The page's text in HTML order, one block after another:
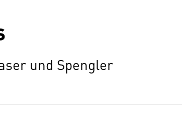
und Spengler